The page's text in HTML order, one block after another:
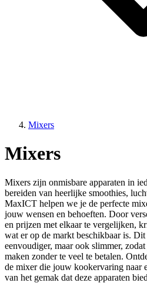
Mixers
Mixers
Mixers zijn onmisbare apparaten in
bereiden van heerlijke smoothies,
MaxICT helpen we je de perfecte
jouw wensen en behoeften. Door
en prijzen met elkaar te vergelijken,
wat er op de markt beschikbaar is.
eenvoudiger, maar ook slimmer,
maken zonder te veel te betalen.
de mixer die jouw kookervaring naar
van het gemak dat deze apparaten